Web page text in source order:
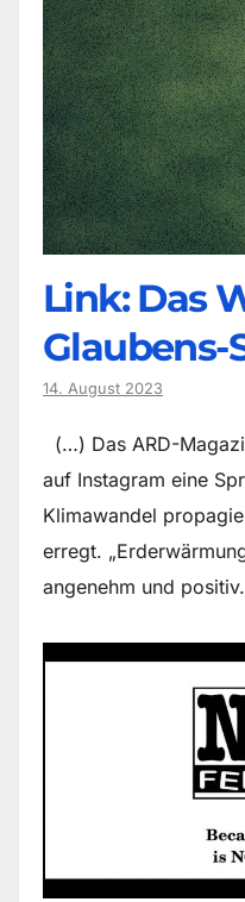
Link: Das
Glaubens-
14. August 2023
(…) Das ARD-
auf Instagram eine
Klimawandel
erregt.
angenehm und